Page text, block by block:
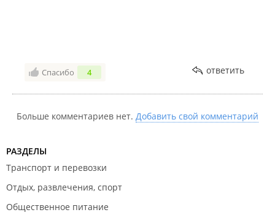
Спасибо 4 ответить
Больше комментариев нет. Добавить свой комментарий
РАЗДЕЛЫ
Транспорт и перевозки
Отдых, развлечения, спорт
Общественное питание